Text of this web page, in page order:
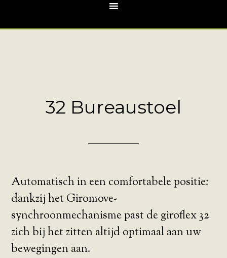
32 Bureaustoel
Automatisch in een comfortabele positie:
dankzij het Giromove-
synchroonmechanisme past de giroflex 32
zich bij het zitten altijd optimaal aan uw
bewegingen aan.